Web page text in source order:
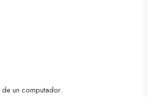
un computador.